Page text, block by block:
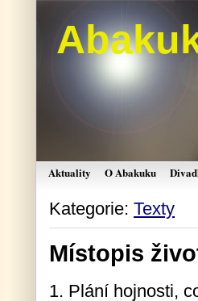
Aktuality O Abakuku
Kategorie: Texty
Místopis
1. Plání hojnosti,